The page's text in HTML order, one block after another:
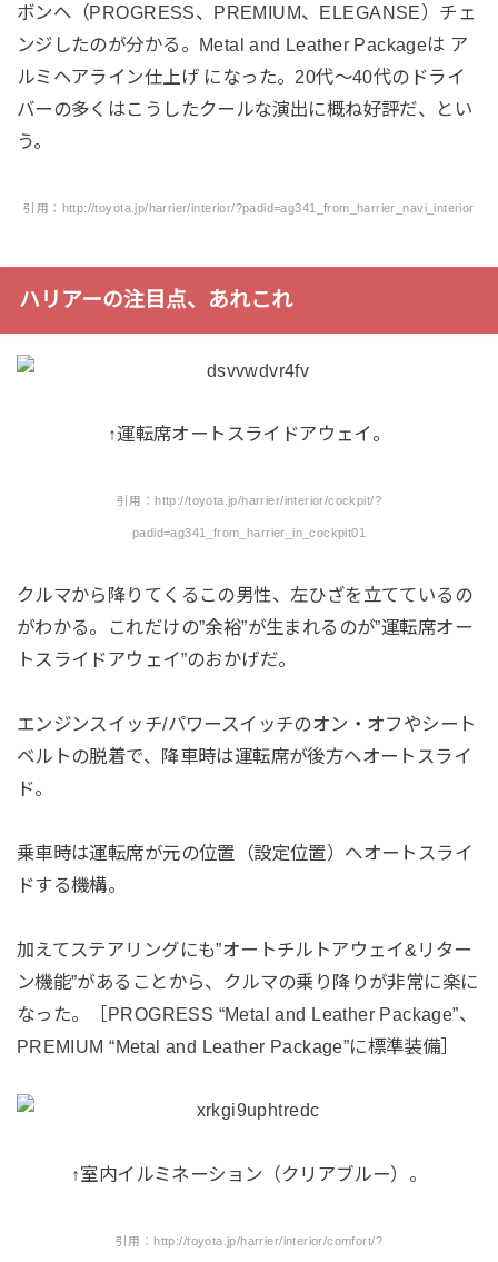
ボンへ（PROGRESS、PREMIUM、ELEGANSE）チェ
ンジしたのが分かる。Metal and Leather Packageは ア
ルミヘアライン仕上げ になった。20代～40代のドライ
バーの多くはこうしたクールな演出に概ね好評だ、とい
う。
引用：http://toyota.jp/harrier/interior/?padid=ag341_from_harrier_navi_interior
ハリアーの注目点、あれこれ
↑運転席オートスライドアウェイ。
引用：http://toyota.jp/harrier/interior/cockpit/?
padid=ag341_from_harrier_in_cockpit01
クルマから降りてくるこの男性、左ひざを立てているの
がわかる。これだけの”余裕”が生まれるのが”運転席オー
トスライドアウェイ”のおかげだ。
エンジンスイッチ/パワースイッチのオン・オフやシート
ベルトの脱着で、降車時は運転席が後方へオートスライ
ド。
乗車時は運転席が元の位置（設定位置）へオートスライ
ドする機構。
加えてステアリングにも”オートチルトアウェイ&リター
ン機能”があることから、クルマの乗り降りが非常に楽に
なった。［PROGRESS “Metal and Leather Package”、
PREMIUM “Metal and Leather Package”に標準装備］
↑室内イルミネーション（クリアブルー）。
引用：http://toyota.jp/harrier/interior/comfort/?